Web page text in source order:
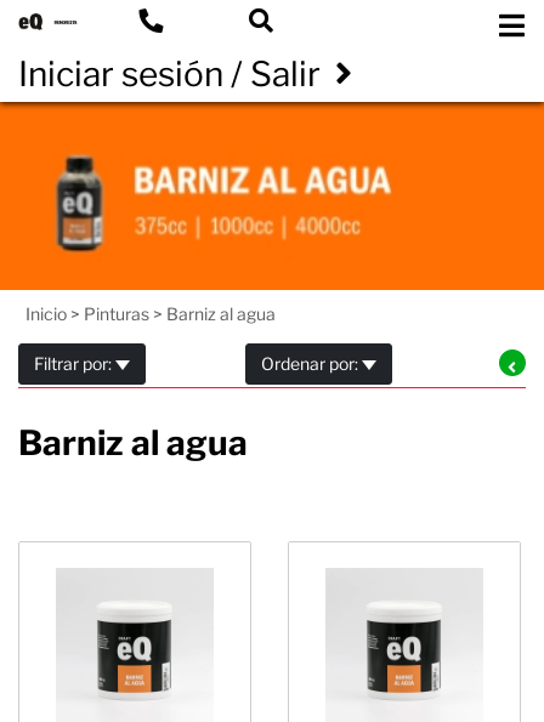
Iniciar sesión / Salir
Inicio > Pinturas > Barniz al agua
Filtrar por: Ordenar por:
Barniz al agua